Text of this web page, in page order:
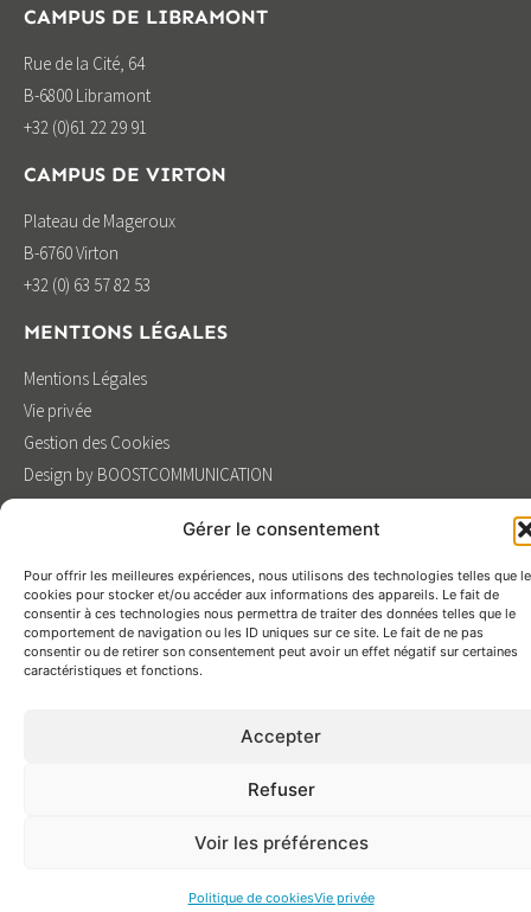
Gérer le consentement
Pour offrir les meilleures expériences, nous utilisons des technologies telles que
cookies pour stocker et/ou accéder aux informations des appareils. Le fait de
consentir à ces technologies nous permettra de traiter des données telles que le
comportement de navigation ou les ID uniques sur ce site. Le fait de ne pas
consentir ou de retirer son consentement peut avoir un effet négatif sur certaines
caractéristiques et fonctions.
Accepter
Refuser
Voir les préférences
Politique de cookiesVie privée
CAMPUS DE LIBRAMONT
Rue de la Cité, 64
B-6800 Libramont
+32 (0)61 22 29 91
CAMPUS DE VIRTON
Plateau de Mageroux
B-6760 Virton
+32 (0) 63 57 82 53
MENTIONS LÉGALES
Mentions Légales
Vie privée
Gestion des Cookies
Design by BOOSTCOMMUNICATION